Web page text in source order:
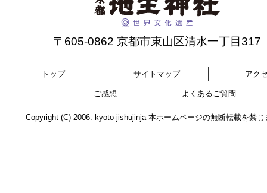
〒605-0862 京都市東山区清水一丁目317
トップ サイトマップ アク
ご感想 よくあるご質問
Copyright (C) 2006. kyoto-jishujinja 本ホームページの無断転載を禁じ